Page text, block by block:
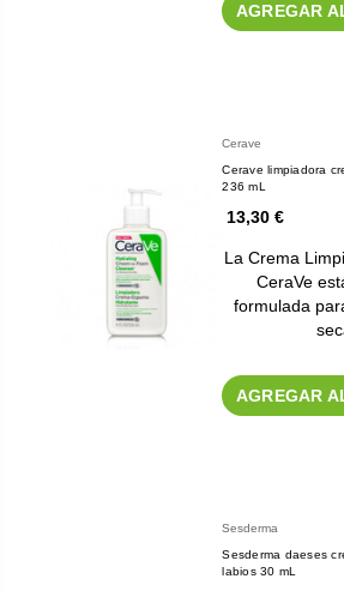
AGREGAR
Cerave
Cerave limpiadora
236 mL
13,30 €
La Crema
CeraVe
formulada
AGREGAR
Sesderma
Sesderma daeses
labios 30 mL